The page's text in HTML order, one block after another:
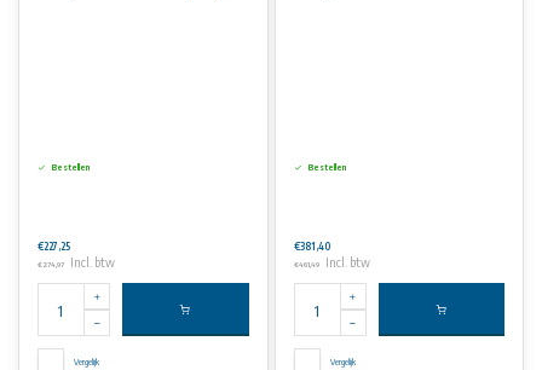
Bestellen
€227,25
€274,97 Incl. btw
Vergelijk
Bestellen
€381,40
€461,49 Incl. btw
Vergelijk